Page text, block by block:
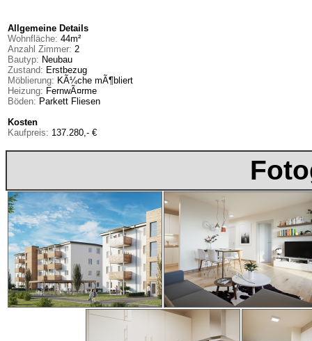
Allgemeine Details
Wohnfläche: 44m²
Anzahl Zimmer: 2
Bautyp: Neubau
Zustand: Erstbezug
Möblierung: KÃ¼che mÃ¶bliert
Heizung: FernwÃ¤rme
Böden: Parkett Fliesen
Kosten
Kaufpreis: 137.280,- €